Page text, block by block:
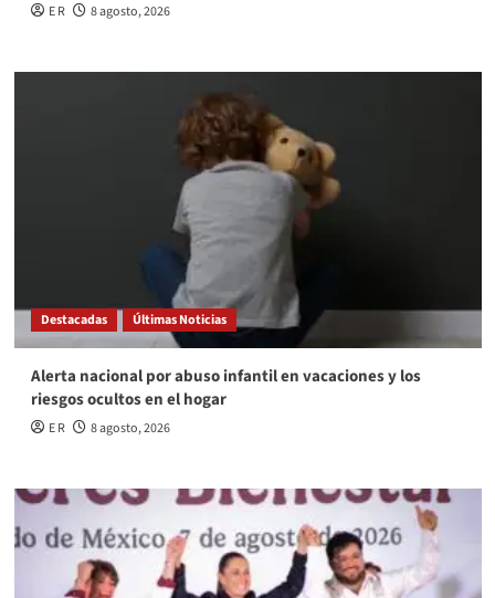
E R 8 agosto, 2026
Destacadas Últimas Noticias
Alerta nacional por abuso infantil en vacaciones y los
riesgos ocultos en el hogar
E R 8 agosto, 2026